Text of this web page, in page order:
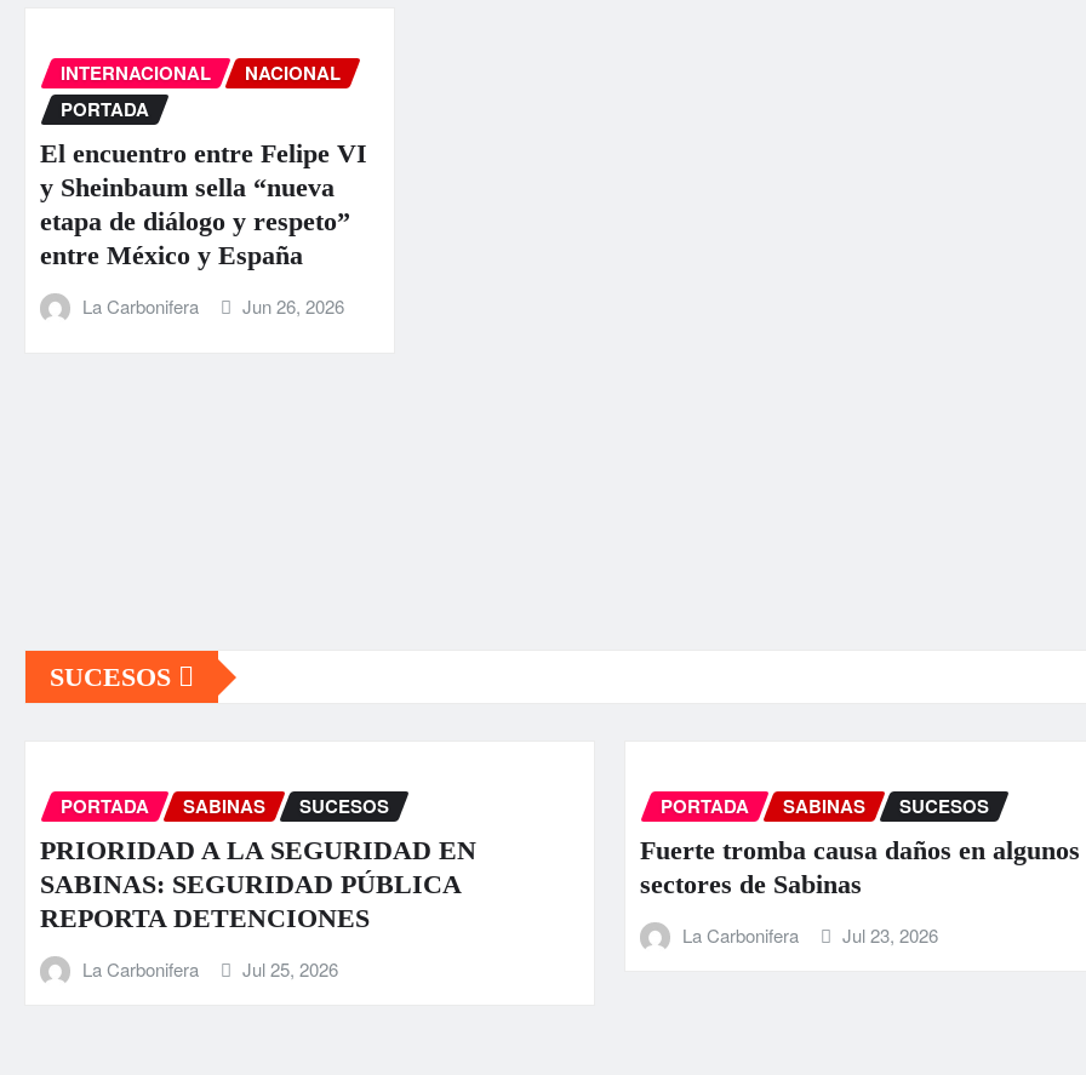
INTERNACIONAL
NACIONAL
PORTADA
El encuentro entre Felipe VI
y Sheinbaum sella “nueva
etapa de diálogo y respeto”
entre México y España
La Carbonifera Jun 26, 2026
SUCESOS
PORTADA SABINAS SUCESOS
PRIORIDAD A LA SEGURIDAD EN
SABINAS: SEGURIDAD PÚBLICA
REPORTA DETENCIONES
La Carbonifera Jul 25, 2026
PORTADA SABINAS SUCESOS
Fuerte tromba causa daños en algunos
sectores de Sabinas
La Carbonifera Jul 23, 2026